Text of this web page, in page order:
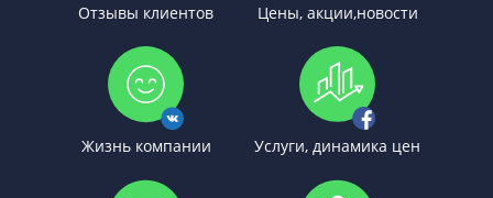
Отзывы клиентов Цены, акции,новости
Жизнь компании Услуги, динамика цен